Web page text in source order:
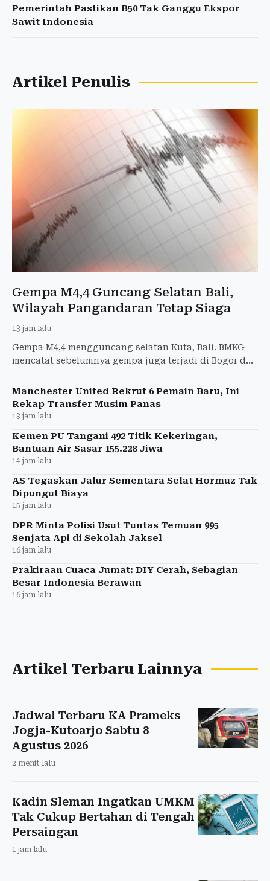
Pemerintah Pastikan B50 Tak Ganggu Ekspor
Sawit Indonesia
Artikel Penulis
Gempa M4,4 Guncang Selatan Bali,
Wilayah Pangandaran Tetap Siaga
13 jam lalu
Gempa M4,4 mengguncang selatan Kuta, Bali. BMKG
mencatat sebelumnya gempa juga terjadi di Bogor dan
Manchester United Rekrut 6 Pemain Baru, Ini
Rekap Transfer Musim Panas
13 jam lalu
Kemen PU Tangani 492 Titik Kekeringan,
Bantuan Air Sasar 155.228 Jiwa
14 jam lalu
AS Tegaskan Jalur Sementara Selat Hormuz Tak
Dipungut Biaya
15 jam lalu
DPR Minta Polisi Usut Tuntas Temuan 995
Senjata Api di Sekolah Jaksel
16 jam lalu
Prakiraan Cuaca Jumat: DIY Cerah, Sebagian
Besar Indonesia Berawan
16 jam lalu
Artikel Terbaru Lainnya
Jadwal Terbaru KA Prameks
Jogja-Kutoarjo Sabtu 8
Agustus 2026
2 menit lalu
Kadin Sleman Ingatkan UMKM
Tak Cukup Bertahan di Tengah
Persaingan
1 jam lalu